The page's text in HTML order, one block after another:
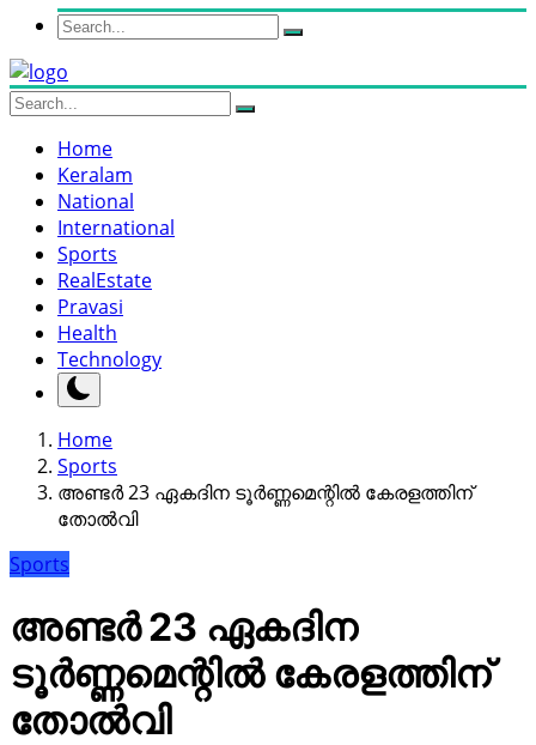
Home
Keralam
National
International
Sports
RealEstate
Pravasi
Health
Technology
Home
Sports
അണ്ടർ 23 ഏകദിന ടൂർണ്ണമെന്റിൽ കേരളത്തിന്
തോൽവി
Sports
അണ്ടർ 23 ഏകദിന
ടൂർണ്ണമെന്റിൽ കേരളത്തിന്
തോൽവി